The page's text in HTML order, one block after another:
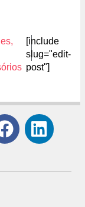
,
[include
slug="edit-
post"]